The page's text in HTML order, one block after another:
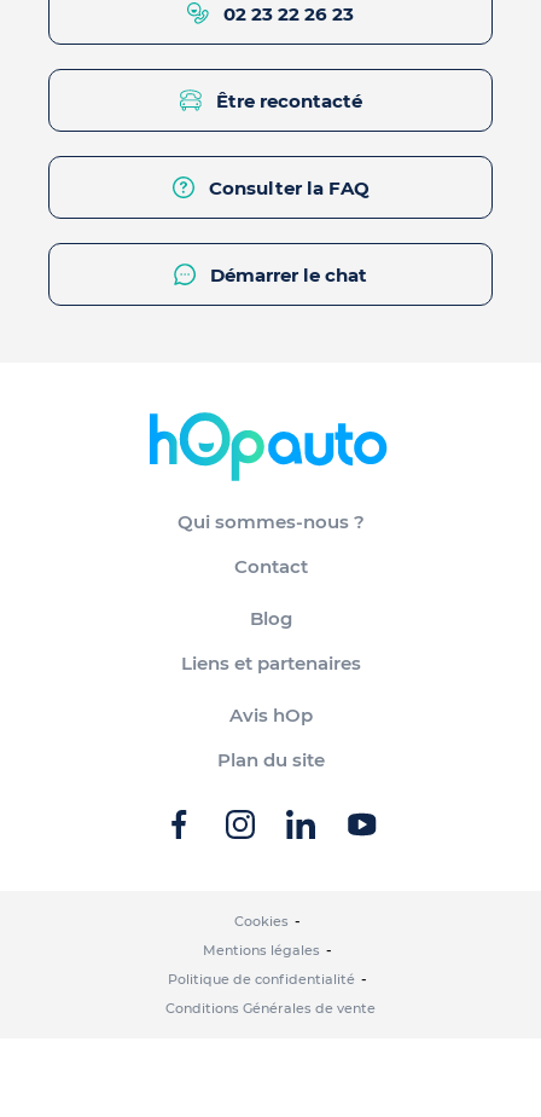
02 23 22 26 23
Être recontacté
Consulter la FAQ
Démarrer le chat
Qui sommes-nous ?
Contact
Blog
Liens et partenaires
Avis hOp
Plan du site
Cookies
Mentions légales
Politique de confidentialité
Conditions Générales de vente